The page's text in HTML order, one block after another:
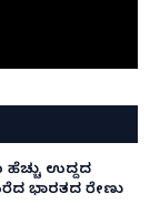
ಹೆಚ್ಚು ಉದ್ದದ
ಭಾರತದ ರೇಣು